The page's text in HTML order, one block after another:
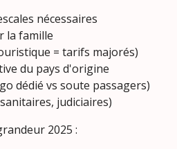
nécessaires
la famille
= tarifs majorés)
du pays d'origine
dédié vs soute passagers)
judiciaires)
2025 :